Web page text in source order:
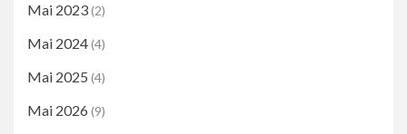
Mai 2023(2)
Mai 2024(4)
Mai 2025 (4)
Mai 2026 (9)